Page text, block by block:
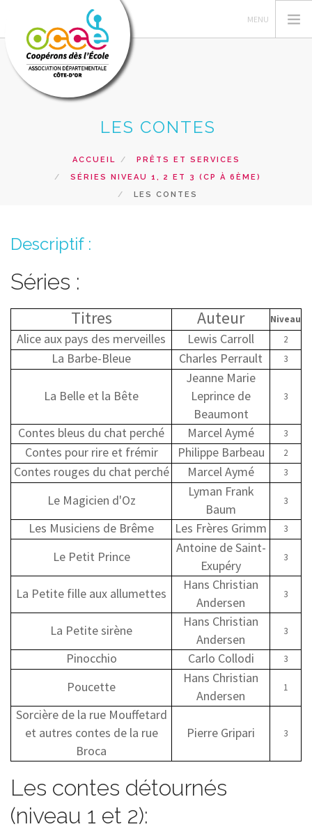
ESPACE PEDAGOGIQUE
ACCÈS RÉSERVÉ
RECHERCHER
CONTACT
LES CONTES
ACCUEIL
PRÊTS ET SERVICES
SÉRIES NIVEAU 1, 2 ET 3 (CP À 6ÈME)
LES CONTES
Descriptif :
Séries :
Titres Auteur Niveau
Alice aux pays des merveilles Lewis Carroll 2
La Barbe-Bleue Charles Perrault 3
La Belle et la Bête
Jeanne Marie
Leprince de
Beaumont
3
Contes bleus du chat perché Marcel Aymé 3
Contes pour rire et frémir Philippe Barbeau 2
Contes rouges du chat perché Marcel Aymé 3
Le Magicien d'Oz
Lyman Frank
Baum
3
Les Musiciens de Brême Les Frères Grimm 3
Le Petit Prince
Antoine de Saint-
Exupéry
3
La Petite fille aux allumettes
Hans Christian
Andersen
3
La Petite sirène
Hans Christian
Andersen
3
Pinocchio Carlo Collodi 3
Poucette
Hans Christian
Andersen
1
Sorcière de la rue Mouffetard
et autres contes de la rue
Broca
Pierre Gripari 3
Les contes détournés
(niveau 1 et 2):